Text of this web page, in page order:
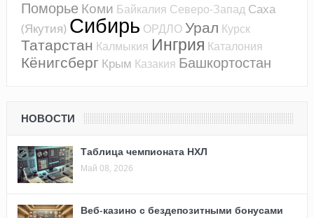
Поморье Коми Байкалия Северо-Запад Саха
(Якутия) Сибирь ОРДЛО Урал Курск
Татарстан Калмыкия Ингрия Каталония
Кёнигсберг Крым Казакия Башкортостан
НОВОСТИ
Таблица чемпионата НХЛ
Май 08, 2026
Веб-казино с бездепозитными бонусами